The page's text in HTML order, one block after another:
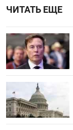
ЧИТАТЬ ЕЩЕ